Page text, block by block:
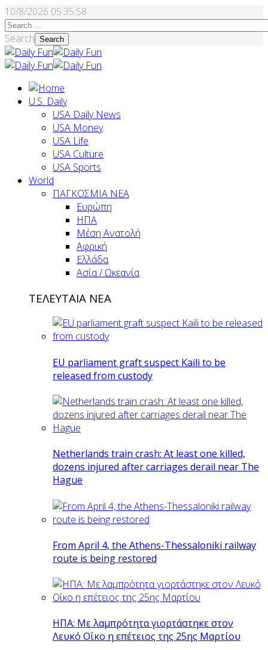
10/8/2026 05:35:59
Search Search
U.S. Daily
USA Daily News
USA Money
USA Life
USA Culture
USA Sports
World
ΠΑΓΚΟΣΜΙΑ ΝΕΑ
Ευρώπη
ΗΠΑ
Μέση Ανατολή
Αφρική
Ελλάδα
Ασία / Ωκεανία
ΤΕΛΕΥΤΑΙΑ ΝΕΑ
EU parliament graft suspect Kaili to be
released from custody
Netherlands train crash: At least one killed,
dozens injured after carriages derail near The
Hague
From April 4, the Athens-Thessaloniki railway
route is being restored
ΗΠΑ: Με λαμπρότητα γιορτάστηκε στον
Λευκό Οίκο η επέτειος της 25ης Μαρτίου